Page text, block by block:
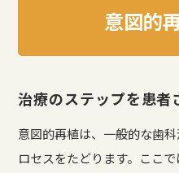
意図的
治療のステップを患者
意図的再植は、一般的な歯
ロセスをたどります。ここ